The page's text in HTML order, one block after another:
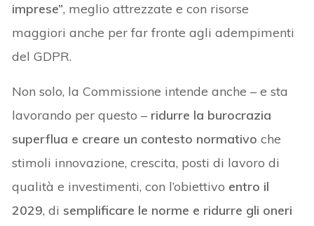
imprese”, meglio attrezzate e con risorse
maggiori anche per far fronte agli adempimenti
del GDPR.
Non solo, la Commissione intende anche – e sta
lavorando per questo – ridurre la burocrazia
superflua e creare un contesto normativo che
stimoli innovazione, crescita, posti di lavoro di
qualità e investimenti, con l’obiettivo entro il
2029, di semplificare le norme e ridurre gli oneri